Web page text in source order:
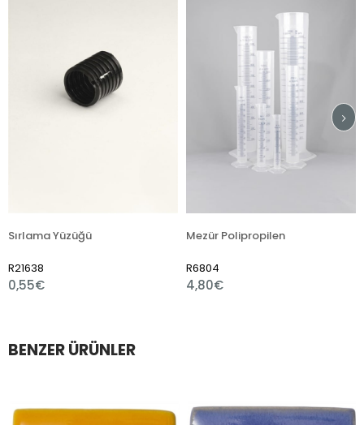
Yüzüğü Mezür Polipropilen
BENZER ÜRÜNLER